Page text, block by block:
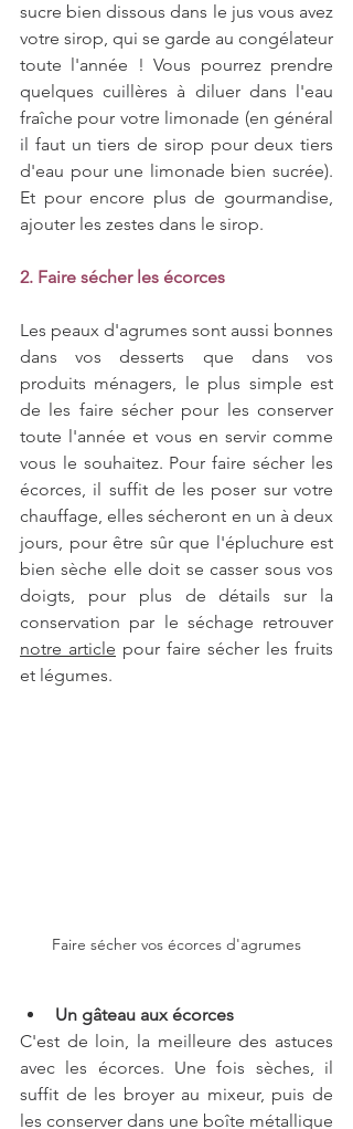
sucre bien dissous dans le jus vous avez
votre sirop, qui se garde au congélateur
toute l'année ! Vous pourrez prendre
quelques cuillères à diluer dans l'eau
fraîche pour votre limonade (en général
il faut un tiers de sirop pour deux tiers
d'eau pour une limonade bien sucrée).
Et pour encore plus de gourmandise,
ajouter les zestes dans le sirop.
2. Faire sécher les écorces
Les peaux d'agrumes sont aussi bonnes
dans vos desserts que dans vos
produits ménagers, le plus simple est
de les faire sécher pour les conserver
toute l'année et vous en servir comme
vous le souhaitez. Pour faire sécher les
écorces, il suffit de les poser sur votre
chauffage, elles sécheront en un à deux
jours, pour être sûr que l'épluchure est
bien sèche elle doit se casser sous vos
doigts, pour plus de détails sur la
notre article pour faire sécher les fruits
et légumes.
Faire sécher vos écorces d'agrumes
Un gâteau aux écorces
C'est de loin, la meilleure des astuces
avec les écorces. Une fois sèches, il
suffit de les broyer au mixeur, puis de
les conserver dans une boîte métallique